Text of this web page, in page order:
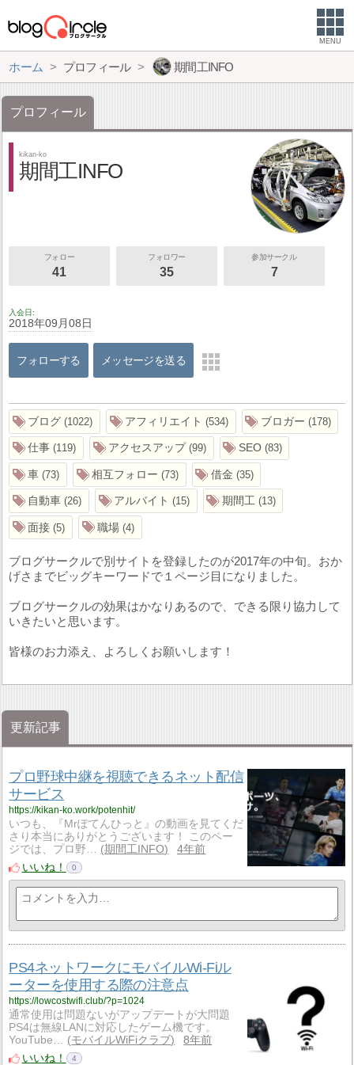
MENU
ホーム プロフィール 期間工INFO
プロフィール
kikan-ko
期間工INFO
フォロー
41
フォロワー
35
参加サークル
7
入会日
2018年09月08日
フォローする メッセージを送る
ブログ 1022 アフィリエイト 534 ブロガー 178
仕事 119 アクセスアップ 99 SEO 83
車 73 相互フォロー 73 借金 35
自動車 26 アルバイト 15 期間工 13
面接 5 職場 4
ブログサークルで別サイトを登録したのが2017年の中旬。おか
げさまでビッグキーワードで１ページ目になりました。
ブログサークルの効果はかなりあるので、できる限り協力して
いきたいと思います。
皆様のお力添え、よろしくお願いします！
更新記事
プロ野球中継を視聴できるネット配信
サービス
https://kikan-ko.work/potenhit/
いつも、『Mrぽてんひっと』の動画を見てくだ
さり本当にありがとうございます！ このペー
ジでは、プロ野…
期間工INFO
4年前
いいね！
0
PS4ネットワークにモバイルWi-Fiル
ーターを使用する際の注意点
https://lowcostwifi.club/?p=1024
通常使用は問題ないがアップデートが大問題
PS4は無線LANに対応したゲーム機です。
YouTube…
モバイルWiFiクラブ
8年前
いいね！
4